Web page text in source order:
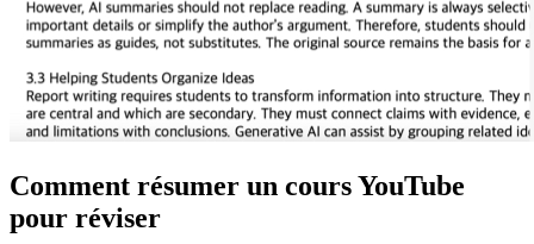
Comment résumer un cours YouTube
pour réviser